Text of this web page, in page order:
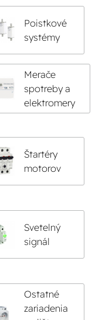
Poistkové
systémy
Merače
spotreby a
elektromery
Štartéry
motorov
Svetelný
signál
Ostatné
zariadenia